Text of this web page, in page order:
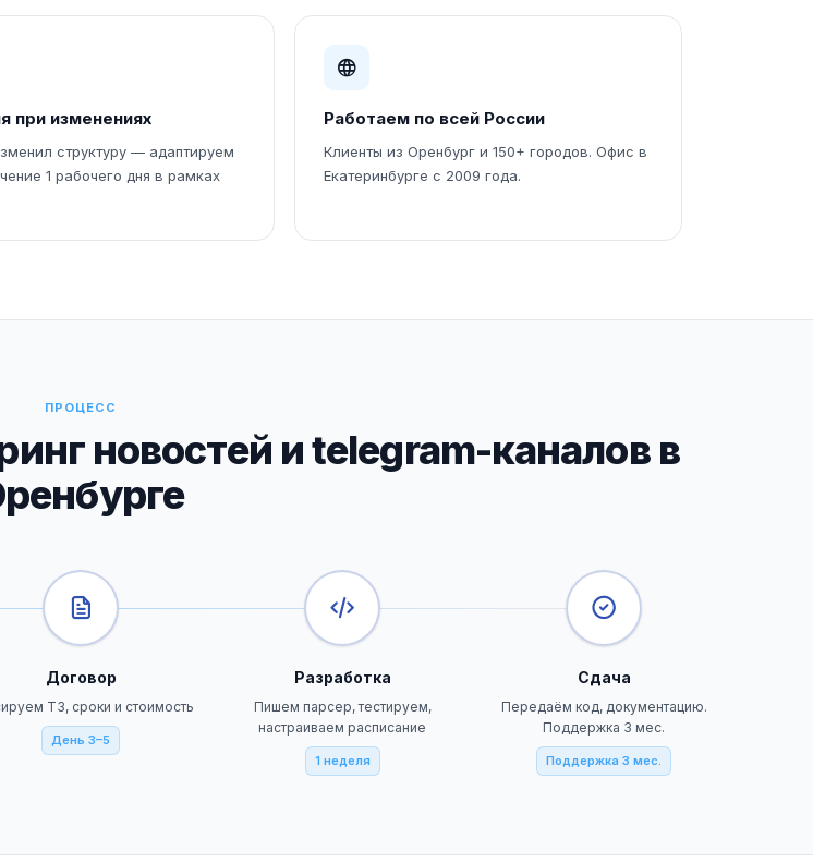
при изменениях
структуру — адаптируем
1 рабочего дня в рамках
Работаем по всей России
Клиенты из Оренбург и 150+ городов. Офис в
Екатеринбурге с 2009 года.
ПРОЦЕСС
новостей и telegram-каналов в
Договор
ТЗ, сроки и стоимость
День 3–5
Разработка
Пишем парсер, тестируем,
настраиваем расписание
1 неделя
Сдача
Передаём код, документацию.
Поддержка 3 мес.
Поддержка 3 мес.